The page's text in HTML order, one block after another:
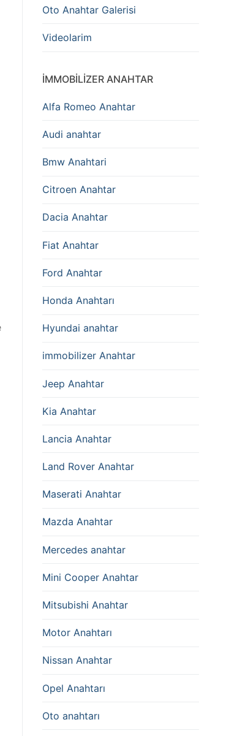
Oto Anahtar Galerisi
Videolarim
IMMOBILIZER ANAHTAR
Alfa Romeo Anahtar
Audi anahtar
Bmw Anahtari
Citroen Anahtar
Dacia Anahtar
Fiat Anahtar
Ford Anahtar
Honda Anahtarı
Hyundai anahtar
immobilizer Anahtar
Jeep Anahtar
Kia Anahtar
Lancia Anahtar
Land Rover Anahtar
Maserati Anahtar
Mazda Anahtar
Mercedes anahtar
Mini Cooper Anahtar
Mitsubishi Anahtar
Motor Anahtarı
Nissan Anahtar
Opel Anahtarı
Oto anahtarı